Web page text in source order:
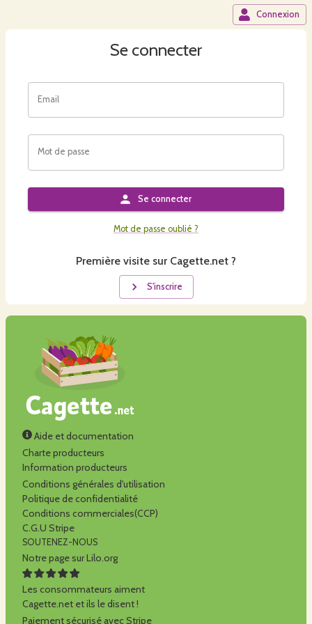
Connexion
Se connecter
Email
Mot de passe
Se connecter
Mot de passe oublié ?
Première visite sur Cagette.net ?
S'inscrire
Aide et documentation
Charte producteurs
Information producteurs
Conditions générales d'utilisation
Politique de confidentialité
Conditions commerciales(CCP)
C.G.U Stripe
SOUTENEZ-NOUS
Notre page sur Lilo.org
Les consommateurs aiment
Cagette.net et ils le disent !
Paiement sécurisé avec Stripe